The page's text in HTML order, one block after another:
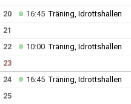
20
16:45Träning, Idrottshallen
21
22
10:00Träning, Idrottshallen
23
24 16:45Träning, Idrottshallen
25